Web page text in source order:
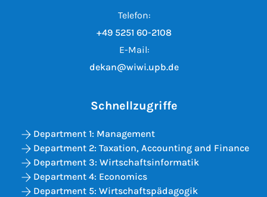
Telefon:
+49 5251 60-2108
E-Mail:
dekan@wiwi.upb.de
Schnellzugriffe
Department 1: Management
Department 2: Taxation, Accounting and Finance
Department 3: Wirtschaftsinformatik
Department 4: Economics
Department 5: Wirtschaftspädagogik